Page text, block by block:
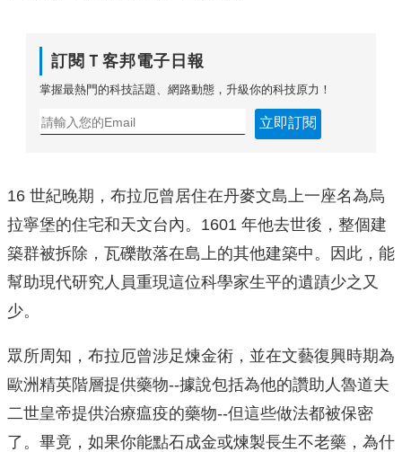
訂閱Ｔ客邦電子日報
掌握最熱門的科技話題、網路動態，升級你的科技原力！
立即訂閱
16 世紀晚期，布拉厄曾居住在丹麥文島上一座名為烏
拉寧堡的住宅和天文台內。1601 年他去世後，整個建
築群被拆除，瓦礫散落在島上的其他建築中。因此，能
幫助現代研究人員重現這位科學家生平的遺蹟少之又
少。
眾所周知，布拉厄曾涉足煉金術，並在文藝復興時期為
歐洲精英階層提供藥物--據說包括為他的讚助人魯道夫
二世皇帝提供治療瘟疫的藥物--但這些做法都被保密
了。畢竟，如果你能點石成金或煉製長生不老藥，為什